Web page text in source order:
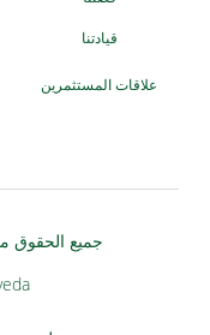
قيادتنا
علاقات المستثمرين
جميع الحقوق